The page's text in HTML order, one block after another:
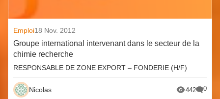
Emploi18 Nov. 2012
Groupe international intervenant dans le secteur de la
chimie recherche
RESPONSABLE DE ZONE EXPORT – FONDERIE (H/F)
Nicolas 442 0